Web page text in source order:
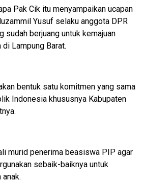
Pak Cik itu menyampaikan ucapan
Yusuf selaku anggota DPR
sudah berjuang untuk kemajuan
Lampung Barat.
bentuk satu komitmen yang sama
Indonesia khususnya Kabupaten
murid penerima beasiswa PIP agar
sebaik-baiknya untuk